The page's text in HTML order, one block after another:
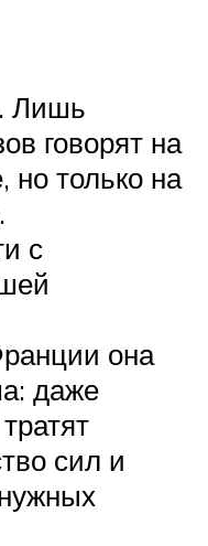
Лишь
говорят на
но только на
с
она
даже
сил и